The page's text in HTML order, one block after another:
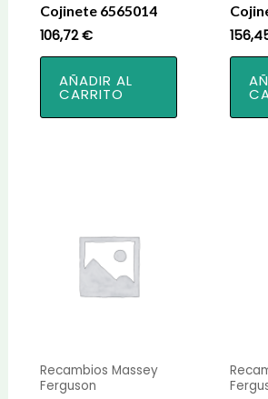
Cojinete 6565014
106,72€
AÑADIR AL
CARRITO
Recambios Massey
Ferguson